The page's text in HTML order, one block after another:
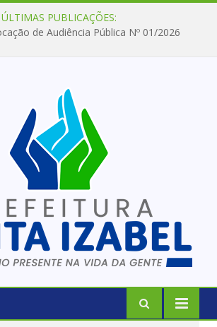
ÚLTIMAS PUBLICAÇÕES:
de Audiência Pública Nº 01/2026